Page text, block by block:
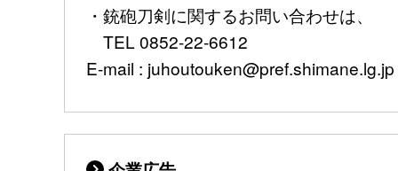
・銃砲刀剣に関するお問い合わせは、
TEL 0852-22-6612
E-mail : juhoutouken@pref.shimane.lg.jp